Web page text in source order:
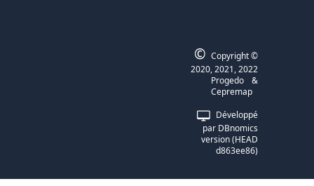
Développé
par DBnomics
version (HEAD
d863ee86)
© Copyright ©
2020, 2021, 2022
Progedo
&
Cepremap